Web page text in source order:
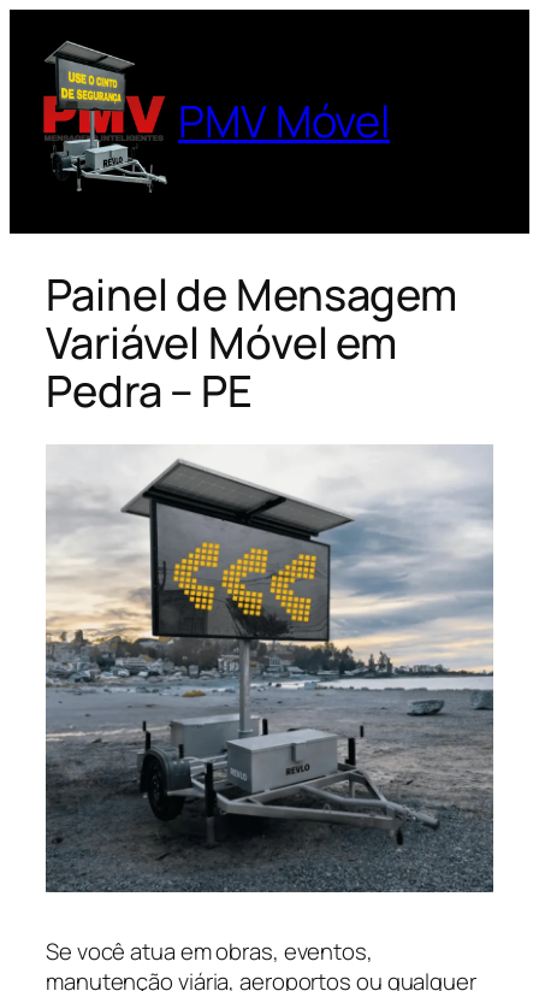
para
conteúdo
PMV Móvel
Painel de Mensagem
Variável Móvel em
Pedra – PE
Se você atua em obras, eventos,
manutenção viária, aeroportos ou qualquer